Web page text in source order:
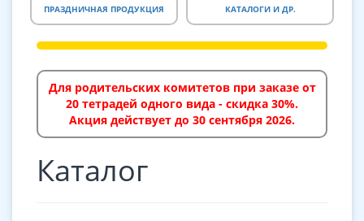
ПРАЗДНИЧНАЯ ПРОДУКЦИЯ КАТАЛОГИ И ДР.
Для родительских комитетов при заказе от
20 тетрадей одного вида - скидка 30%.
Акция действует до 30 сентября 2026.
Каталог